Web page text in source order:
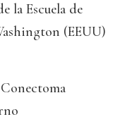
la Escuela de
(EEUU)